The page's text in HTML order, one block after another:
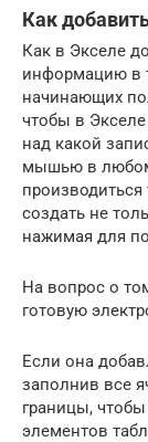
Как
Как в Экселе
информацию в
начинающих
чтобы в Экселе
над какой
мышью в любом
создать не
нажимая для
На вопрос о
готовую
Если она
заполнив все
границы,
элементов